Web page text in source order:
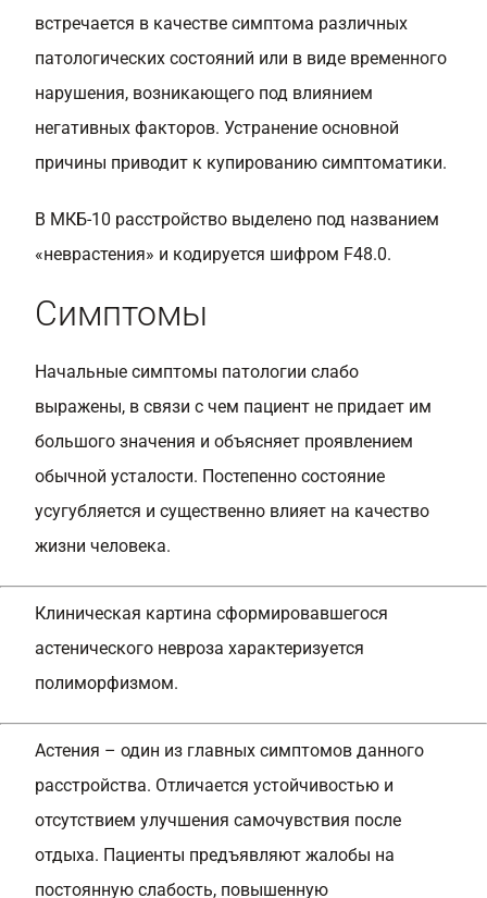
встречается в качестве симптома различных
патологических состояний или в виде временного
нарушения, возникающего под влиянием
негативных факторов. Устранение основной
причины приводит к купированию симптоматики.
В МКБ-10 расстройство выделено под названием
«неврастения» и кодируется шифром F48.0.
Симптомы
Начальные симптомы патологии слабо
выражены, в связи с чем пациент не придает им
большого значения и объясняет проявлением
обычной усталости. Постепенно состояние
усугубляется и существенно влияет на качество
жизни человека.
Клиническая картина сформировавшегося
астенического невроза характеризуется
полиморфизмом.
Астения – один из главных симптомов данного
расстройства. Отличается устойчивостью и
отсутствием улучшения самочувствия после
отдыха. Пациенты предъявляют жалобы на
постоянную слабость, повышенную